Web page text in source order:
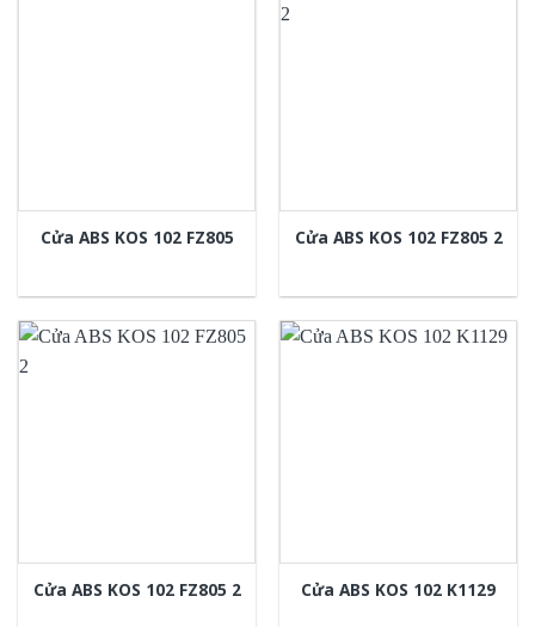
Cửa ABS KOS 102 FZ805 Cửa ABS KOS 102 FZ805 2
Cửa ABS KOS 102 FZ805 2 Cửa ABS KOS 102 K1129